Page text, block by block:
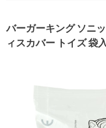
バーガーキング ソニ
ィスカバー トイズ 袋